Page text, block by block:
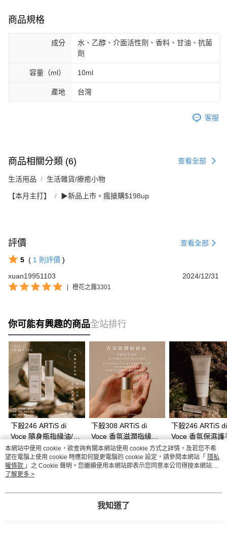
商品規格
成分
水、乙醇、介面活性劑、香料、甘油、抗菌
劑
容量（ml） 10ml
產地 台灣
客服
商品相關分類 (6) 查看全部
生活用品 生活雜貨/療癒小物
【本月主打】 ▶新品上市。瘋搶購$198up
評價 查看全部
5 ( 1 則評價 )
xuan19951103
2024/12/31
橙花之露3301
你可能有興趣的商品全站排行
下殺246 ARTiS di
Voce 隨身瓶指緣油/護
甲油/手指保養油/手部
護理 26Aug001
NT$246
NT$280
下殺308 ARTiS di
Voce 香氛滋潤指緣油/
護甲油/手指保養油/手
部護理 26Aug001
NT$308
NT$350
下殺246 ARTiS di
Voce 香氛保濕護
護手霜/手部保養
部護理 26Aug001
NT$246
NT$280
本網站中使用 cookie，欲查詢有關本網站使用 cookie 方式之詳情，及若您不希
望在電腦上使用 cookie 時應如何變更電腦的 cookie 設定，請參閱本網站「 隱私
權條款 」之 Cookie 聲明。您繼續使用本網站即表示您同意本公司得按本網站使
用條款之 Cookie 聲明使用 cookie。
了解更多 >
我知道了